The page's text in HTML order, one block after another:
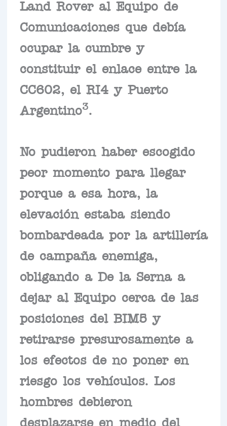
Land Rover al Equipo de
Comunicaciones que debía
ocupar la cumbre y
constituir el enlace entre la
CC602, el RI4 y Puerto
Argentino
3
.
No pudieron haber escogido
peor momento para llegar
porque a esa hora, la
elevación estaba siendo
bombardeada por la artillería
de campaña enemiga,
obligando a De la Serna a
dejar al Equipo cerca de las
posiciones del BIM5 y
retirarse presurosamente a
los efectos de no poner en
riesgo los vehículos. Los
hombres debieron
desplazarse en medio del